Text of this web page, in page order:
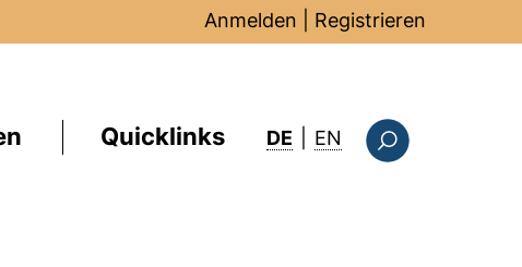
Anmelden Registrieren
Quicklinks DE EN : this page in